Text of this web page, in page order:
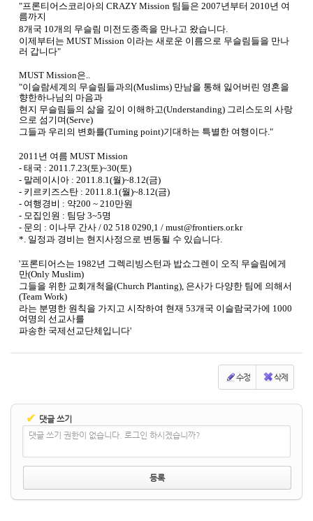
" 프론티어스코리아의 CRAZY Mission 팀들은 2007년부터 2010년 여
름까지
8개국 10개의 무슬림 미전도종족을 만나고 왔습니다.
이제부터는 MUST Mission 이라는 새로운 이름으로 무슬림들을 만나
러 갑니다"
MUST Mission은..
"이슬람세계의 무슬림들과의(Muslims) 만남을 통해 잃어버린 영혼을
향한하나님의 마음과
현지 무슬림들의 삶을 깊이 이해하고(Understanding) 그리스도의 사랑
으로 섬기며(Serve)
그들과 우리의 변화를(Turning point)기대하는 특별한 여행이다."
2011년 여름 MUST Mission
- 태국 : 2011.7.23(토)~30(토)
- 말레이시아 : 2011.8.1(월)~8.12(금)
- 키르키즈스탄 : 2011.8.1(월)~8.12(금)
- 여행경비 : 약200 ~ 210만원
- 모집인원 : 팀당 3~5명
- 문의 : 이나무 간사 / 02 518 0290,1 / must@frontiers.or.kr
*. 일정과 경비는 현지사정으로 변동될 수 있습니다.
'프론티어스는 1982년 그렉리빙스턴과 밥쇼그렌이 오직 무슬림에게
만(Only Muslim)
그들을 위한 교회개척을(Church Planting), 은사가 다양한 팀에 의해서
(Team Work)
라는 분명한 원칙을 가지고 시작하여 현재 53개국 이슬람국가에 1000
여명의 선교사를
파송한 국제선교단체입니다'
수정 삭제
✔ 댓글 쓰기
댓글 쓰기 권한이 없습니다. 로그인 하시겠습니까?